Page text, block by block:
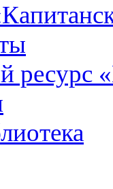
ресурс